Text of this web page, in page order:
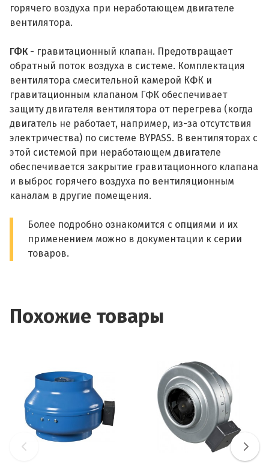
Похожие товары
горячего воздуха при неработающем двигателе
вентилятора.
ГФК- гравитационный клапан. Предотвращает
обратный поток воздуха в системе. Комплектация
вентилятора смесительной камерой КФК и
гравитационным клапаном ГФК обеспечивает
защиту двигателя вентилятора от перегрева (когда
двигатель не работает, например, из-за отсутствия
электричества) по системе BYPASS. В вентиляторах с
этой системой при неработающем двигателе
обеспечивается закрытие гравитационного клапана
и выброс горячего воздуха по вентиляционным
каналам в другие помещения.
Более подробно ознакомится с опциями и их
применением можно в документации к серии
товаров.